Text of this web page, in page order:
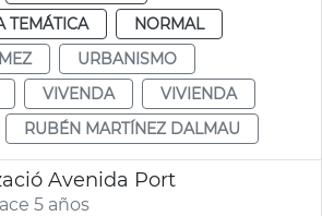
TEMÁTICA
NORMAL
URBANISMO
VIVENDA
VIVIENDA
RUBÉN MARTÍNEZ DALMAU
Avenida Port
5 años